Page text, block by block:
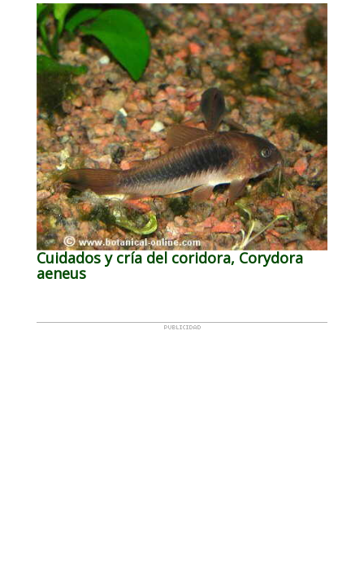
Cuidados y cría del coridora, Corydora
aeneus